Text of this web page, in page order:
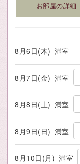
お部屋の詳細
8月6日(木) 満室
8月7日(金) 満室
8月8日(土) 満室
8月9日(日) 満室
8月10日(月) 満室